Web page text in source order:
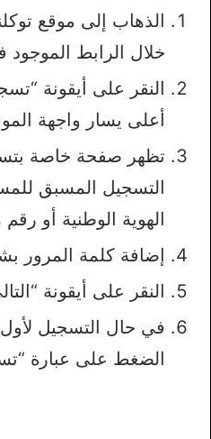
الذهاب إلى موقع
خلال الرابط
النقر على أيقونة
أعلى يسار واجهة
تظهر صفحة خاصة
التسجيل المسبق
الهوية الوطنية أو
إضافة كلمة المرور
النقر على أيقونة
في حال التسجيل لأول
الضغط على عبارة